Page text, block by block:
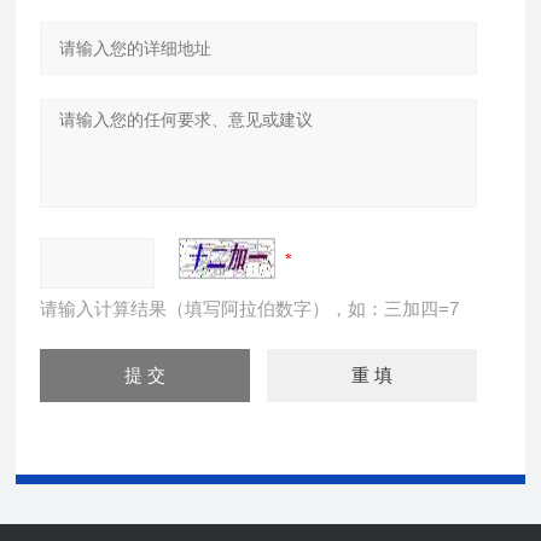
请输入计算结果（填写阿拉伯数字），如：三加四=7